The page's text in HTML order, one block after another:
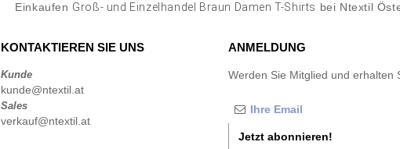
Einkaufen Groß- und Einzelhandel Braun Damen T-Shirts bei Ntextil
KONTAKTIEREN SIE UNS
Kunde
kunde@ntextil.at
Sales
verkauf@ntextil.at
ANMELDUNG
Werden Sie Mitglied und erhalten
Jetzt abonnieren!